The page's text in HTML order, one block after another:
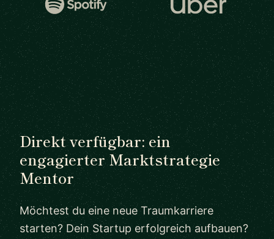
Direkt verfügbar: ein
engagierter Marktstrategie
Mentor
Möchtest du eine neue Traumkarriere
starten? Dein Startup erfolgreich aufbauen?